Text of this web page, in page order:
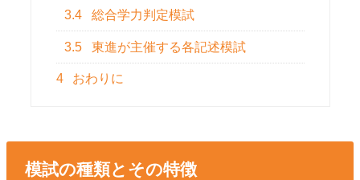
3.4 総合学力判定模試
3.5 東進が主催する各記述模試
4 おわりに
模試の種類とその特徴